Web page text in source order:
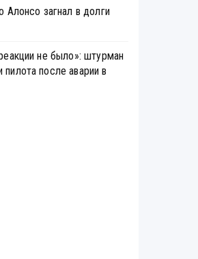
Алонсо загнал в долги
не было»: штурман
после аварии в